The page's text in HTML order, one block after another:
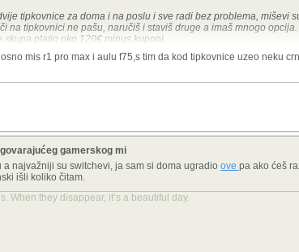
tipkovnice za doma i na poslu i sve radi bez problema, miševi
na tipkovnici ne pašu, naručiš i staviš druge a imaš mnogo opcija.
skupa platio oko 120€ minus kuponi.
je draži taj layout, znači još te jeftinije ispadne skupa s mišom,
mis r1 pro max i aulu f75,s tim da kod tipkovnice uzeo neku
gamerskog mi
a najvažniji su switchevi, ja sam si doma ugradio ove pa ako ćeš
išli koliko čitam.
When they disappear, it’s a beautiful day.